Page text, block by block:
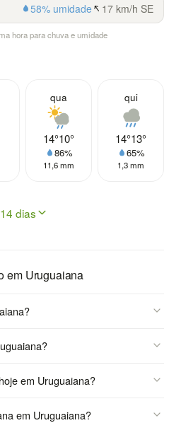
58% umidade 17 km/h SE
hora para chuva e umidade
qua
14°10°
86%
11,6 mm
qui
14°13°
65%
1,3 mm
dias
em Uruguaiana
em Uruguaiana?
em Uruguaiana?